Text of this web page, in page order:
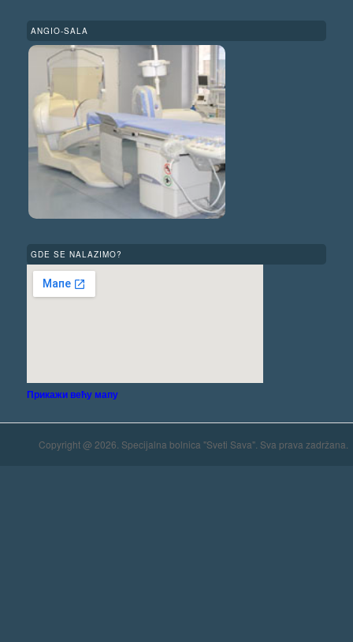
ANGIO-SALA
GDE SE NALAZIMO?
Прикажи већу мапу
Copyright @ 2026. Specijalna bolnica "Sveti Sava". Sva prava zadržana.